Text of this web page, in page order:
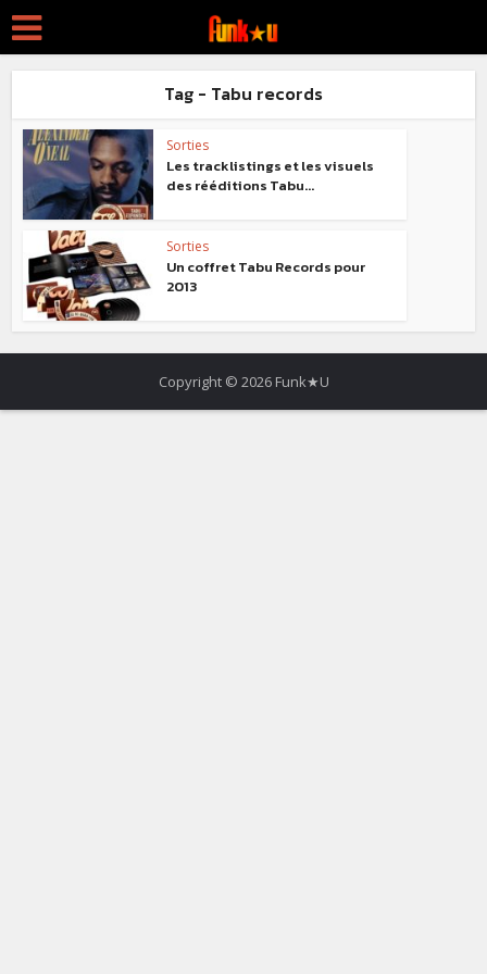
Tag - Tabu records
Sorties
Les tracklistings et les visuels
des rééditions Tabu...
Sorties
Un coffret Tabu Records pour
2013
Copyright © 2026 Funk★U